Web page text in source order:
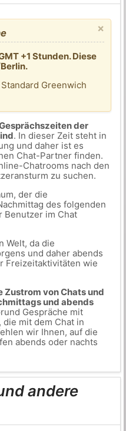
×
+1 Stunden. Diese
Greenwich
der
. In dieser Zeit steht in
und daher ist es
Chat-Partner finden.
Chatrooms nach den
zu suchen.
der die
des folgenden
Benutzer im Chat
Welt, da die
und daher abends
Freizeitaktivitäten wie
Zustrom von Chats und
und abends
Gespräche mit
mit dem Chat in
wir Ihnen, auf die
abends oder nachts
andere